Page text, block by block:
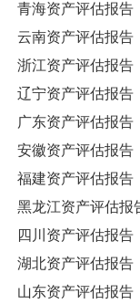
青海资产评估报告
云南资产评估报告
浙江资产评估报告
辽宁资产评估报告
广东资产评估报告
安徽资产评估报告
福建资产评估报告
黑龙江资产评估报
四川资产评估报告
湖北资产评估报告
山东资产评估报告